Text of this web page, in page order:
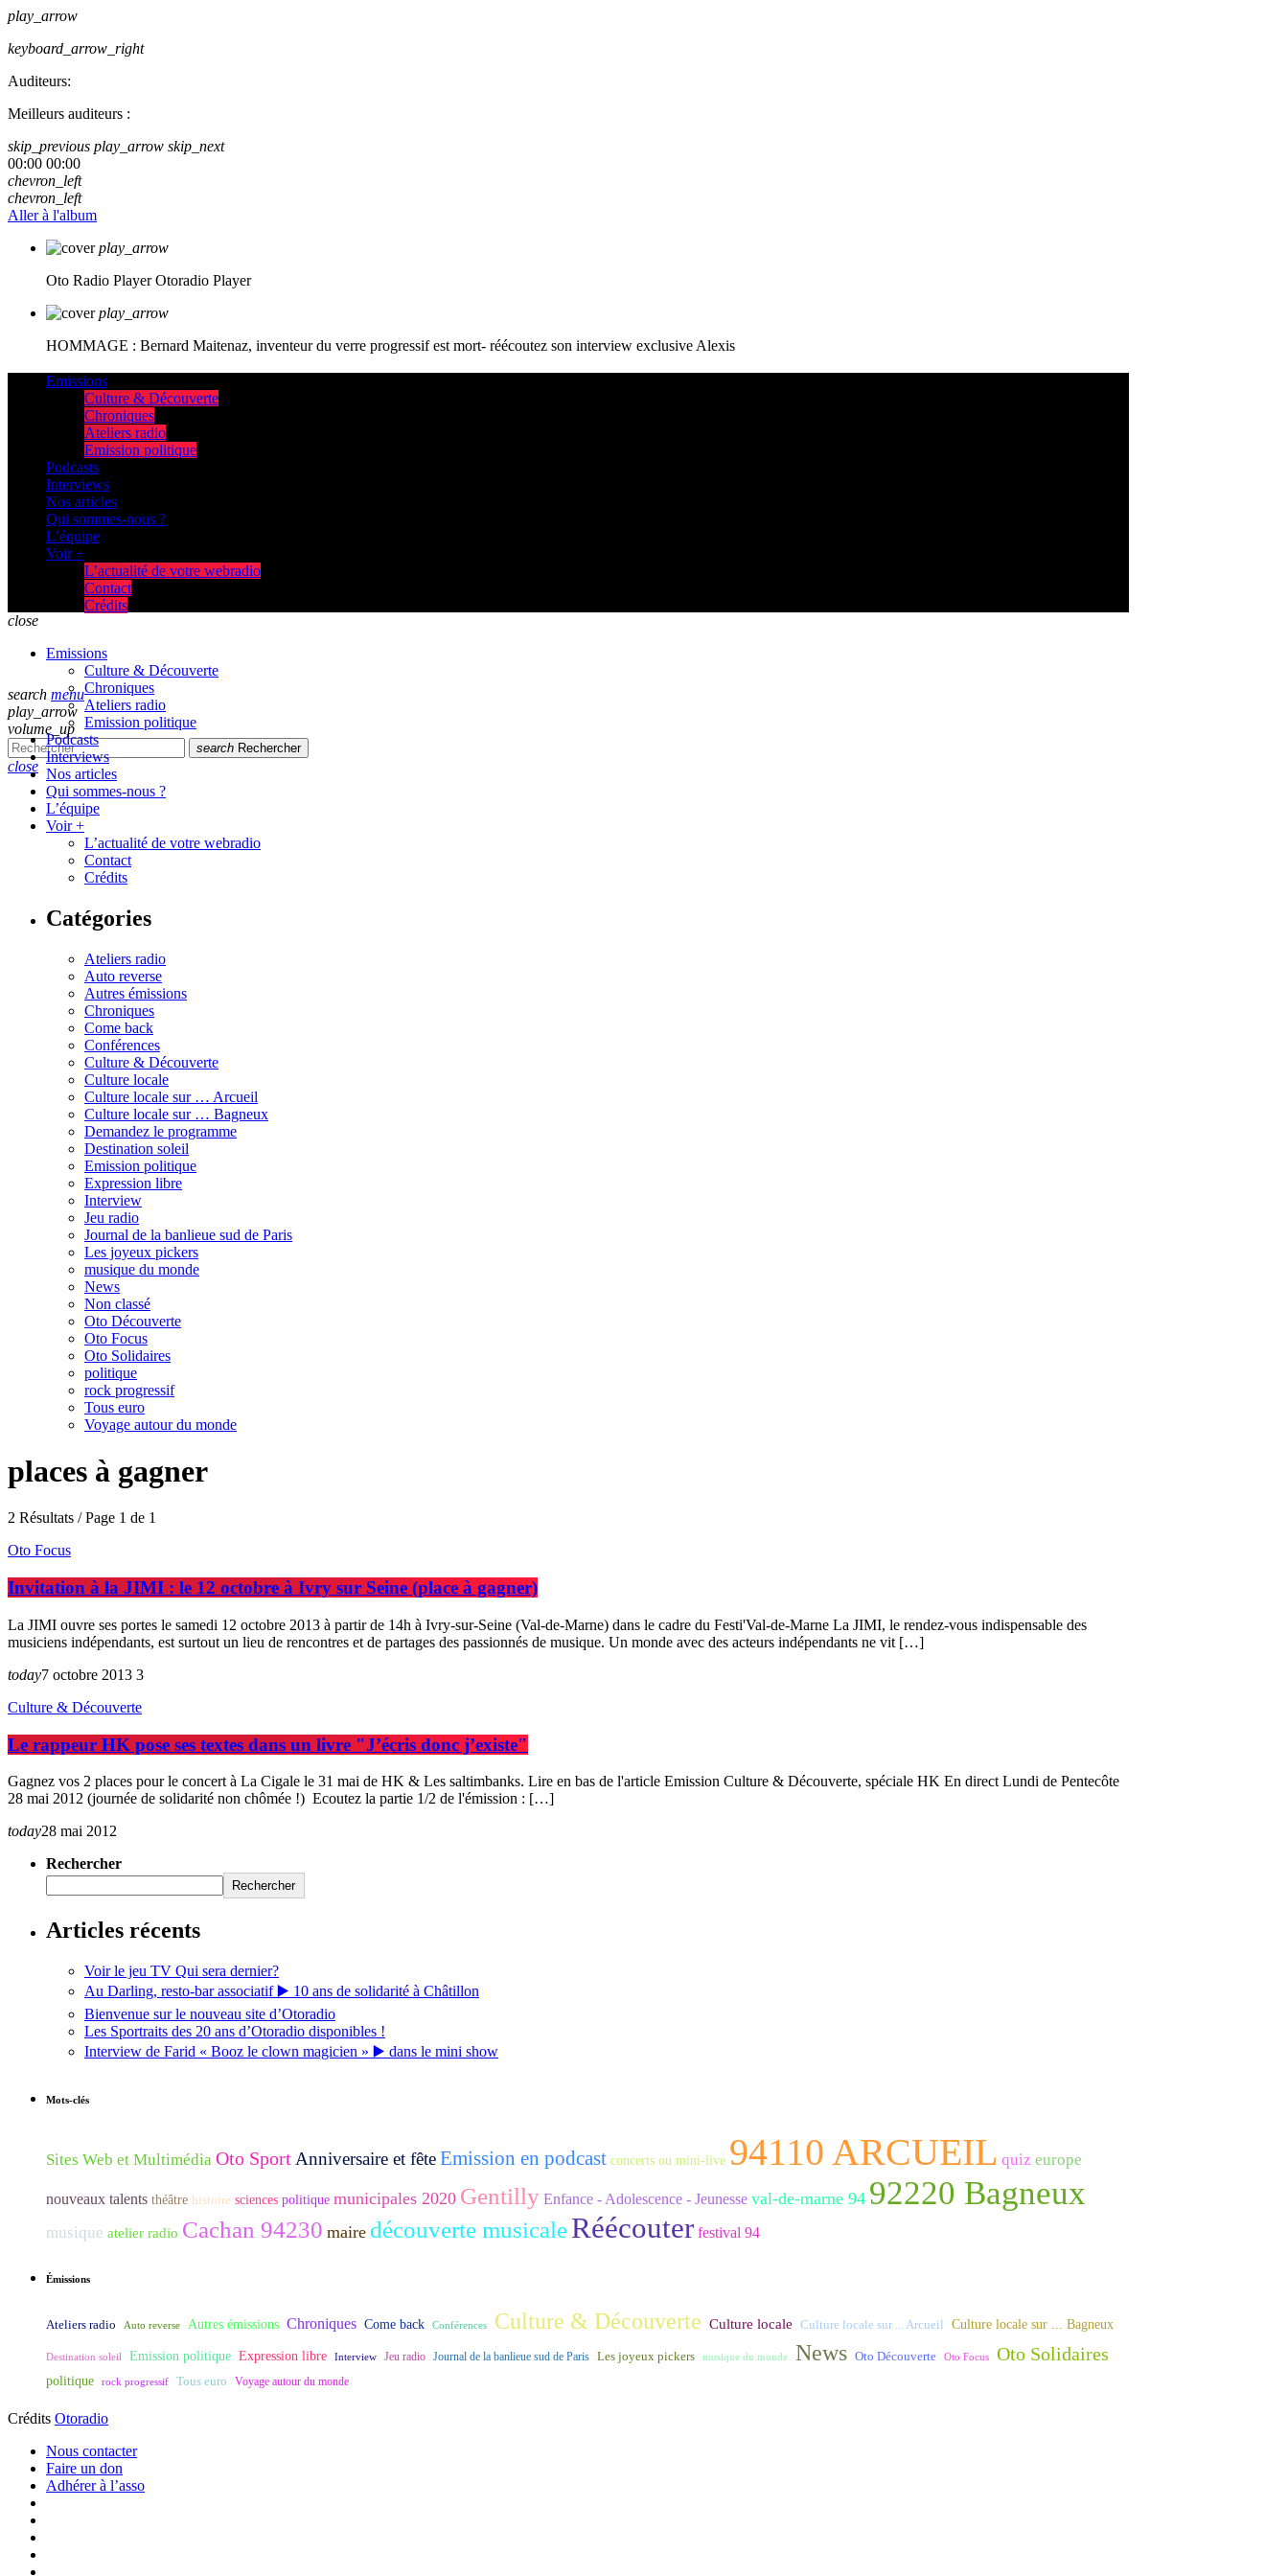
play_arrow
keyboard_arrow_right
Auditeurs:
Meilleurs auditeurs :
skip_previous play_arrow skip_next
00:00 00:00
chevron_left
chevron_left
Aller à l'album
play_arrow
Oto Radio Player Otoradio Player
play_arrow
HOMMAGE : Bernard Maitenaz, inventeur du verre progressif est mort- réécoutez son interview exclusive Alexis
Emissions
Culture & Découverte
Chroniques
Ateliers radio
Emission politique
Podcasts
Interviews
Nos articles
Qui sommes-nous ?
L’équipe
Voir +
L’actualité de votre webradio
Contact
Crédits
search menu
play_arrow
volume_up
search Rechercher
close
close
Emissions
Culture & Découverte
Chroniques
Ateliers radio
Emission politique
Podcasts
Interviews
Nos articles
Qui sommes-nous ?
L’équipe
Voir +
L’actualité de votre webradio
Contact
Crédits
Catégories
Ateliers radio
Auto reverse
Autres émissions
Chroniques
Come back
Conférences
Culture & Découverte
Culture locale
Culture locale sur … Arcueil
Culture locale sur … Bagneux
Demandez le programme
Destination soleil
Emission politique
Expression libre
Interview
Jeu radio
Journal de la banlieue sud de Paris
Les joyeux pickers
musique du monde
News
Non classé
Oto Découverte
Oto Focus
Oto Solidaires
politique
rock progressif
Tous euro
Voyage autour du monde
places à gagner
2 Résultats / Page 1 de 1
Oto Focus
Invitation à la JIMI : le 12 octobre à Ivry sur Seine (place à gagner)
La JIMI ouvre ses portes le samedi 12 octobre 2013 à partir de 14h à Ivry-sur-Seine (Val-de-Marne) dans le cadre du Festi'Val-de-Marne La JIMI, le rendez-vous indispensable des
musiciens indépendants, est surtout un lieu de rencontres et de partages des passionnés de musique. Un monde avec des acteurs indépendants ne vit […]
today7 octobre 2013 3
Culture & Découverte
Le rappeur HK pose ses textes dans un livre "J’écris donc j’existe"
Gagnez vos 2 places pour le concert à La Cigale le 31 mai de HK & Les saltimbanks. Lire en bas de l'article Emission Culture & Découverte, spéciale HK En direct Lundi de Pentecôte
28 mai 2012 (journée de solidarité non chômée !) Ecoutez la partie 1/2 de l'émission : […]
today28 mai 2012
Rechercher
Rechercher
Articles récents
Voir le jeu TV Qui sera dernier?
Au Darling, resto-bar associatif ▶️ 10 ans de solidarité à Châtillon
Bienvenue sur le nouveau site d’Otoradio
Les Sportraits des 20 ans d’Otoradio disponibles !
Interview de Farid « Booz le clown magicien » ▶️ dans le mini show
Mots-clés
Sites Web et Multimédia Oto Sport Anniversaire et fêteEmission en podcast concerts ou mini-live 94110 ARCUEIL quiz europe
nouveaux talents théâtre histoire sciences politique municipales 2020 Gentilly Enfance - Adolescence - Jeunesse val-de-marne 94 92220 Bagneux
musique atelier radio Cachan 94230 maire découverte musicaleRéécouter festival 94
Émissions
Ateliers radio Auto reverse Autres émissions Chroniques Come back Conférences Culture & Découverte Culture locale Culture locale sur ... Arcueil Culture locale sur ... Bagneux
Destination soleil Emission politique Expression libre Interview Jeu radio Journal de la banlieue sud de Paris Les joyeux pickers musique du monde News Oto Découverte Oto Focus Oto Solidaires
politique rock progressif Tous euro Voyage autour du monde
Crédits Otoradio
Nous contacter
Faire un don
Adhérer à l’asso